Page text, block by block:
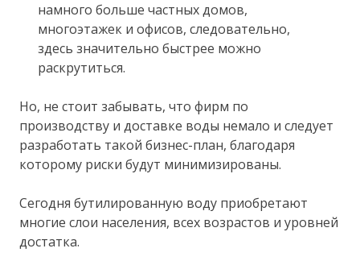
намного больше частных домов,
многоэтажек и офисов, следовательно,
здесь значительно быстрее можно
раскрутиться.
Но, не стоит забывать, что фирм по
производству и доставке воды немало и следует
разработать такой бизнес-план, благодаря
которому риски будут минимизированы.
Сегодня бутилированную воду приобретают
многие слои населения, всех возрастов и уровней
достатка.